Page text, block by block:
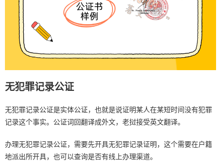
无犯罪记录公证
无犯罪记录公证是实体公证，也就是说证明某人在某短时间没有犯罪
记录这个事实。公证词回翻译成外文，老挝接受英文翻译。
办理无犯罪记录公证，需要先开具无犯罪记录证明，这个需要在户籍
地派出所开具，也可以查询是否有线上办理渠道。